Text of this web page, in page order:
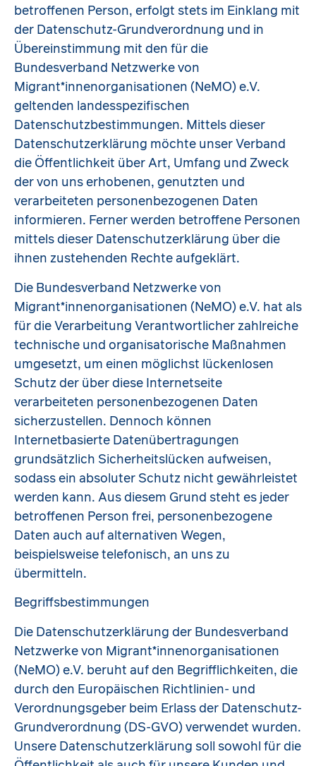
betroffenen Person, erfolgt stets im Einklang mit
der Datenschutz-Grundverordnung und in
Übereinstimmung mit den für die
Bundesverband Netzwerke von
Migrant*innenorganisationen (NeMO) e.V.
geltenden landesspezifischen
Datenschutzbestimmungen. Mittels dieser
Datenschutzerklärung möchte unser Verband
die Öffentlichkeit über Art, Umfang und Zweck
der von uns erhobenen, genutzten und
verarbeiteten personenbezogenen Daten
informieren. Ferner werden betroffene Personen
mittels dieser Datenschutzerklärung über die
ihnen zustehenden Rechte aufgeklärt.
Die Bundesverband Netzwerke von
Migrant*innenorganisationen (NeMO) e.V. hat als
für die Verarbeitung Verantwortlicher zahlreiche
technische und organisatorische Maßnahmen
umgesetzt, um einen möglichst lückenlosen
Schutz der über diese Internetseite
verarbeiteten personenbezogenen Daten
sicherzustellen. Dennoch können
Internetbasierte Datenübertragungen
grundsätzlich Sicherheitslücken aufweisen,
sodass ein absoluter Schutz nicht gewährleistet
werden kann. Aus diesem Grund steht es jeder
betroffenen Person frei, personenbezogene
Daten auch auf alternativen Wegen,
beispielsweise telefonisch, an uns zu
übermitteln.
Begriffsbestimmungen
Die Datenschutzerklärung der Bundesverband
Netzwerke von Migrant*innenorganisationen
(NeMO) e.V. beruht auf den Begrifflichkeiten, die
durch den Europäischen Richtlinien- und
Verordnungsgeber beim Erlass der Datenschutz-
Grundverordnung (DS-GVO) verwendet wurden.
Unsere Datenschutzerklärung soll sowohl für die